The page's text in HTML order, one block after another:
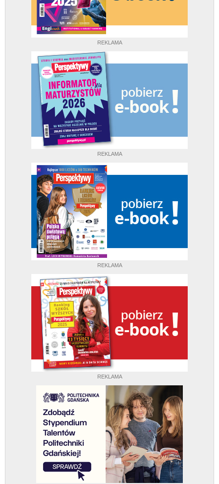
REKLAMA
REKLAMA
REKLAMA
REKLAMA